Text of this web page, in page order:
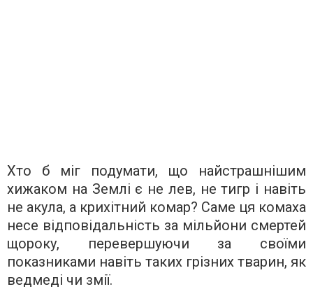
Хто б міг подумати, що найстрашнішим
хижаком на Землі є не лев, не тигр і навіть
не акула, а крихітний комар? Саме ця комаха
несе відповідальність за мільйони смертей
щороку, перевершуючи за своїми
показниками навіть таких грізних тварин, як
ведмеді чи змії.